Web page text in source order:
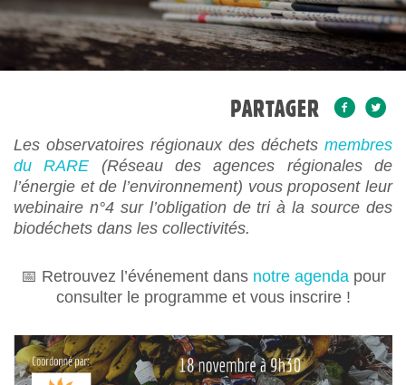
PARTAGER
Les observatoires régionaux des déchets membres
du RARE (Réseau des agences régionales de
l’énergie et de l’environnement) vous proposent leur
webinaire n°4 sur l’obligation de tri à la source des
biodéchets dans les collectivités.
📅 Retrouvez l’événement dans notre agendapour
consulter le programme et vous inscrire !